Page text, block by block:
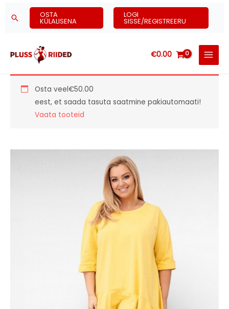
SearchOSTA
KÜLALISENA
LOGI
SISSE/REGISTREERU
€0.00
Osta veel€50.00
eest, et saada tasuta saatmine pakiautomaati!
Vaata tooteid